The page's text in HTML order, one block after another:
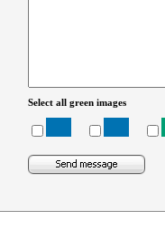
Select all green images